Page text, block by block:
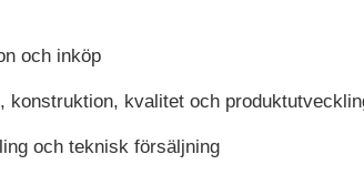
och inköp
konstruktion, kvalitet och
och teknisk försäljning